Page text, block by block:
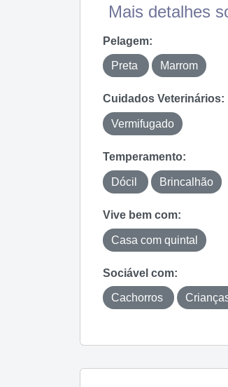
Mais detalhes
Pelagem:
Preta Marrom
Cuidados Veterinários:
Vermifugado
Temperamento:
Dócil Brincalhão
Vive bem com:
Casa com quintal
Sociável com:
Cachorros